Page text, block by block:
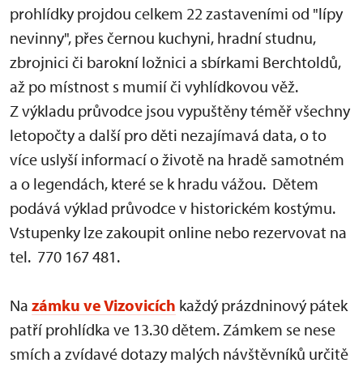
prohlídky projdou celkem 22 zastaveními od "lípy
nevinny", přes černou kuchyni, hradní studnu,
zbrojnici či barokní ložnici a sbírkami Berchtoldů,
až po místnost s mumií či vyhlídkovou věž.
Z výkladu průvodce jsou vypuštěny téměř všechny
letopočty a další pro děti nezajímavá data, o to
více uslyší informací o životě na hradě samotném
a o legendách, které se k hradu vážou. Dětem
podává výklad průvodce v historickém kostýmu.
Vstupenky lze zakoupit online nebo rezervovat na
tel. 770 167 481.
Na zámku ve Vizovicích každý prázdninový pátek
patří prohlídka ve 13.30 dětem. Zámkem se nese
smích a zvídavé dotazy malých návštěvníků určitě